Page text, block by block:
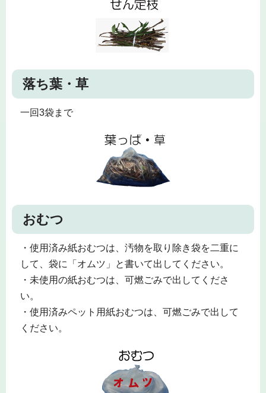
落ち葉・草
一回3袋まで
おむつ
・使用済み紙おむつは、汚物を取り除き袋を二重に
して、袋に「オムツ」と書いて出してください。
・未使用の紙おむつは、可燃ごみで出してくださ
い。
・使用済みペット用紙おむつは、可燃ごみで出して
ください。